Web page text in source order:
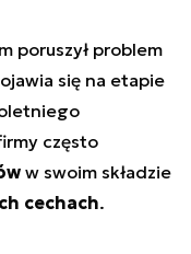
poruszył problem
się na etapie
często
w swoim składzie
cechach.